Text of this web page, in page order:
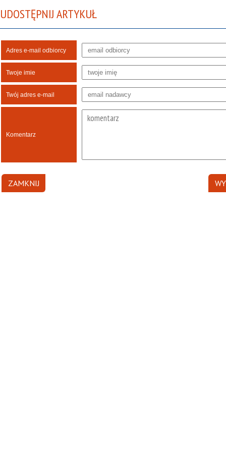
UDOSTĘPNIJ ARTYKUŁ
Adres e-mail odbiorcy
Twoje imie
Twój adres e-mail
Komentarz